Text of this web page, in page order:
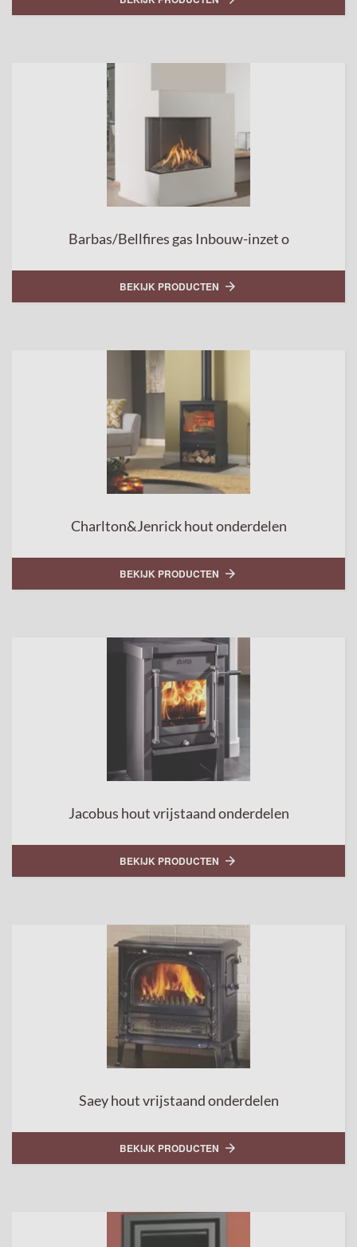
Barbas/Bellfires gas Inbouw-inzet o
BEKIJK PRODUCTEN 
Charlton&Jenrick hout onderdelen
BEKIJK PRODUCTEN 
Jacobus hout vrijstaand onderdelen
BEKIJK PRODUCTEN 
Saey hout vrijstaand onderdelen
BEKIJK PRODUCTEN 